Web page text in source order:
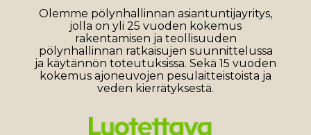
Olemme pölynhallinnan asiantuntijayritys,
jolla on yli 25 vuoden kokemus
rakentamisen ja teollisuuden
pölynhallinnan ratkaisujen suunnittelussa
ja käytännön toteutuksissa. Sekä 15 vuoden
kokemus ajoneuvojen pesulaitteistoista ja
veden kierrätyksestä.